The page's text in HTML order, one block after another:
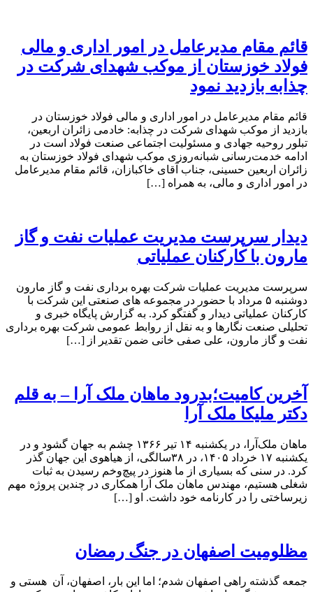
قائم مقام مدیرعامل در امور اداری و مالی
فولاد خوزستان از موکب شهدای شرکت در
چذابه بازدید نمود
قائم مقام مدیرعامل در امور اداری و مالی فولاد خوزستان در
بازدید از موکب شهدای شرکت در چذابه: خادمی زائران اربعین،
تبلور روحیه جهادی و مسئولیت اجتماعی صنعت فولاد است در
ادامه خدمت‌رسانی شبانه‌روزی موکب شهدای فولاد خوزستان به
زائران اربعین حسینی، جناب آقای خاکبازان، قائم مقام مدیرعامل
در امور اداری و مالی، به همراه […]
دیدار سرپرست مدیریت عملیات نفت و گاز
مارون با کارکنان عملیاتی
سرپرست مدیریت عملیات شرکت بهره برداری نفت و گاز مارون
دوشنبه ۵ مرداد با حضور در مجموعه های صنعتی این شرکت با
کارکنان عملیاتی دیدار و گفتگو کرد. به گزارش پایگاه خبری و
تحلیلی صنعت نگارها و به نقل از روابط عمومی شرکت بهره برداری
نفت و گاز مارون، علی صفی خانی ضمن تقدیر از […]
آخرین کامیت؛بدرود ماهان ملک آرا – به قلم
دکتر ملیکا ملک آرا
ماهان ملک‌آرا، در یکشنبه ۱۴ تیر ۱۳۶۶ چشم به جهان گشود و در
یکشنبه ۱۷ خرداد ۱۴۰۵، در ۳۸سالگی، از هیاهوی این جهان گذر
کرد. در سنی که بسیاری از ما هنوز در پیچ‌وخم رسیدن به ثبات
شغلی هستیم، مهندس ماهان ملک آرا همکاری در چندین پروژه مهم
زیرساختی را در کارنامه خود داشت. او […]
مظلومیت اصفهان در جنگ رمضان
جمعه گذشته راهی اصفهان شدم؛ اما این بار، اصفهان، آن هستی و